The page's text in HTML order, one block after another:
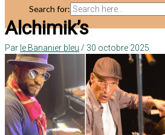
Search for:
Alchimik’s
Par le Bananier bleu / 30 octobre 2025